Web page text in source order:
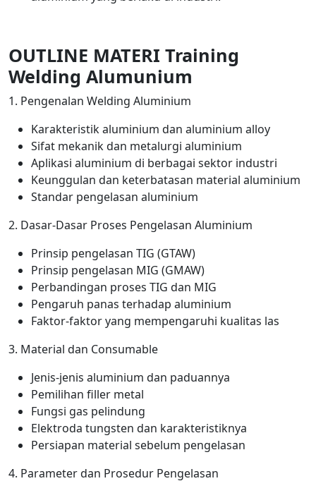
OUTLINE MATERI Training
Welding Alumunium
1. Pengenalan Welding Aluminium
Karakteristik aluminium dan aluminium alloy
Sifat mekanik dan metalurgi aluminium
Aplikasi aluminium di berbagai sektor industri
Keunggulan dan keterbatasan material aluminium
Standar pengelasan aluminium
2. Dasar-Dasar Proses Pengelasan Aluminium
Prinsip pengelasan TIG (GTAW)
Prinsip pengelasan MIG (GMAW)
Perbandingan proses TIG dan MIG
Pengaruh panas terhadap aluminium
Faktor-faktor yang mempengaruhi kualitas las
3. Material dan Consumable
Jenis-jenis aluminium dan paduannya
Pemilihan filler metal
Fungsi gas pelindung
Elektroda tungsten dan karakteristiknya
Persiapan material sebelum pengelasan
4. Parameter dan Prosedur Pengelasan